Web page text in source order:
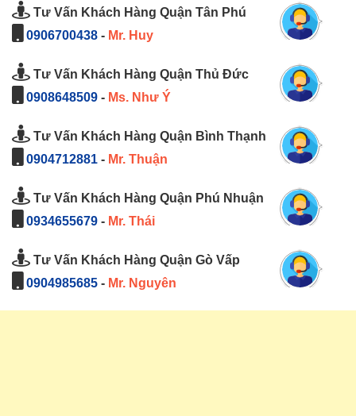
Tư Vấn Khách Hàng Quận Tân Phú
0906700438 - Mr. Huy
Tư Vấn Khách Hàng Quận Thủ Đức
0908648509 - Ms. Như Ý
Tư Vấn Khách Hàng Quận Bình Thạnh
0904712881 - Mr. Thuận
Tư Vấn Khách Hàng Quận Phú Nhuận
0934655679 - Mr. Thái
Tư Vấn Khách Hàng Quận Gò Vấp
0904985685 - Mr. Nguyên